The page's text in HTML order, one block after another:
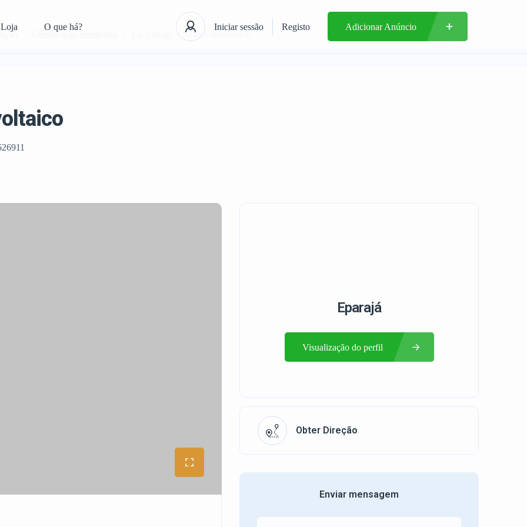
Loja O que há? Iniciar sessão Registo Adicionar Anúncio
Certificação energética Up Energy – Solar Fotovoltaico
Eparajá
Visualização do perfil
Obter Direção
Enviar mensagem